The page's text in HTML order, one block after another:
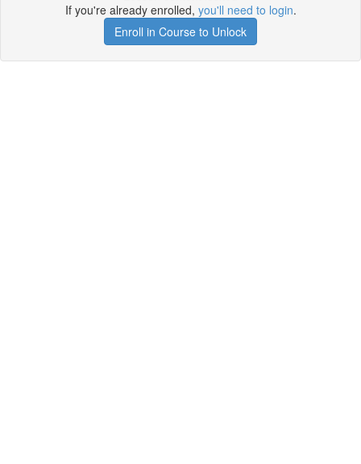
If you're already enrolled, you'll need to login.
Enroll in Course to Unlock